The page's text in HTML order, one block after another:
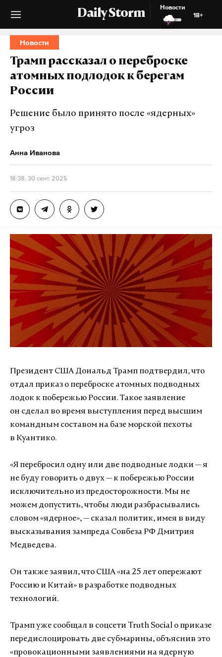
Daily Storm
Новости
18+
Новости
Трамп рассказал о переброске
атомных подлодок к берегам
России
Решение было принято после «ядерных»
угроз
Анна Иванова
18:38, 30 сент. 2025
Президент США Дональд Трамп подтвердил, что
отдал приказ о переброске атомных подводных
лодок к побережью России. Такое заявление
он сделал во время выступления перед высшим
командным составом на базе морской пехоты
в Куантико.
«Я перебросил одну или две подводные лодки — я
не буду говорить о двух — к побережью России
исключительно из предосторожности. Мы не
можем допустить, чтобы люди разбрасывались
словом «ядерное», — сказал политик, имея в виду
высказывания зампреда Совбеза РФ Дмитрия
Медведева.
Он также заявил, что США «на 25 лет опережают
Россию и Китай» в разработке подводных
технологий.
Трамп уже сообщал в соцсети Truth Social о приказе
передислоцировать две субмарины, объяснив это
«провокационными заявлениями на ядерную